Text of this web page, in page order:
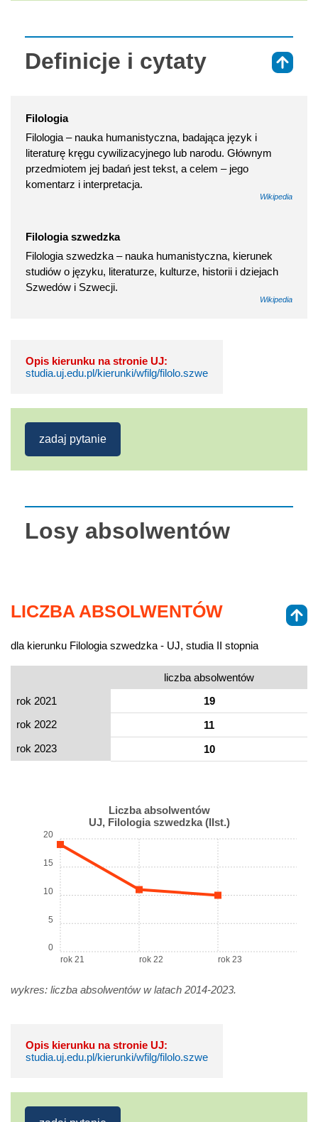
Definicje i cytaty
Filologia
Filologia – nauka humanistyczna, badająca język i
literaturę kręgu cywilizacyjnego lub narodu. Głównym
przedmiotem jej badań jest tekst, a celem – jego
komentarz i interpretacja.
Wikipedia
Filologia szwedzka
Filologia szwedzka – nauka humanistyczna, kierunek
studiów o języku, literaturze, kulturze, historii i dziejach
Szwedów i Szwecji.
Wikipedia
Opis kierunku na stronie UJ:
studia.uj.edu.pl/kierunki/wfilg/filolo.szwe
zadaj pytanie
Losy absolwentów
LICZBA ABSOLWENTÓW
dla kierunku Filologia szwedzka - UJ, studia II stopnia
liczba absolwentów
rok 2021
19
rok 2022
11
rok 2023
10
Liczba absolwentów
UJ, Filologia szwedzka (IIst.)
rok 21 rok 22 rok 23
0
5
10
15
20
wykres: liczba absolwentów w latach 2014-2023.
Opis kierunku na stronie UJ:
studia.uj.edu.pl/kierunki/wfilg/filolo.szwe